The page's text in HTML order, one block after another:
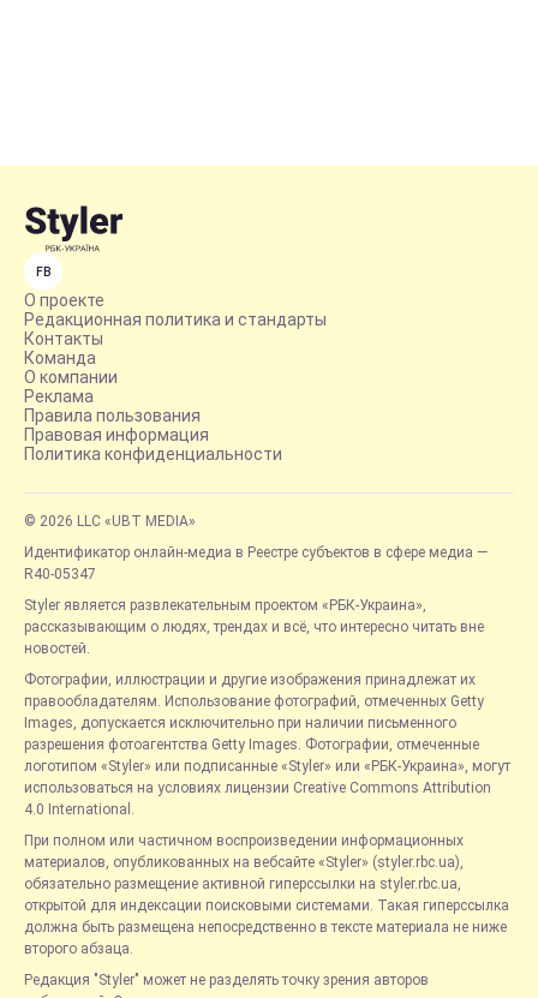
FB
О проекте
Редакционная политика и стандарты
Контакты
Команда
О компании
Реклама
Правила пользования
Правовая информация
Политика конфиденциальности
© 2026 LLC «UBT MEDIA»
Идентификатор онлайн-медиа в Реестре субъектов в сфере медиа —
R40-05347
Styler является развлекательным проектом «РБК-Украина»,
рассказывающим о людях, трендах и всё, что интересно читать вне
новостей.
Фотографии, иллюстрации и другие изображения принадлежат их
правообладателям. Использование фотографий, отмеченных Getty
Images, допускается исключительно при наличии письменного
разрешения фотоагентства Getty Images. Фотографии, отмеченные
логотипом «Styler» или подписанные «Styler» или «РБК-Украина», могут
использоваться на условиях лицензии Creative Commons Attribution
4.0 International.
При полном или частичном воспроизведении информационных
материалов, опубликованных на вебсайте «Styler» (styler.rbc.ua),
обязательно размещение активной гиперссылки на styler.rbc.ua,
открытой для индексации поисковыми системами. Такая гиперссылка
должна быть размещена непосредственно в тексте материала не ниже
второго абзаца.
Редакция "Styler" может не разделять точку зрения авторов